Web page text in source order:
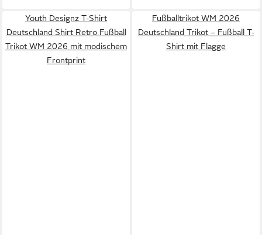
Youth Designz T-Shirt
Deutschland Shirt Retro Fußball
Trikot WM 2026 mit modischem
Frontprint
Fußballtrikot WM 2026
Deutschland Trikot – Fußball T-
Shirt mit Flagge